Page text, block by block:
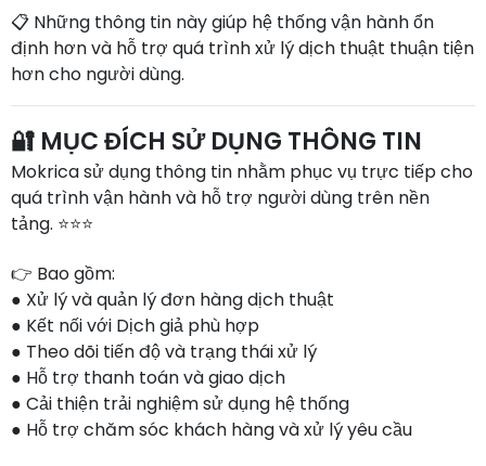
📋 Những thông tin này giúp hệ thống vận hành ổn
định hơn và hỗ trợ quá trình xử lý dịch thuật thuận tiện
hơn cho người dùng.
🔐 MỤC ĐÍCH SỬ DỤNG THÔNG TIN
Mokrica sử dụng thông tin nhằm phục vụ trực tiếp cho
quá trình vận hành và hỗ trợ người dùng trên nền
tảng. ⭐⭐⭐
👉 Bao gồm:
● Xử lý và quản lý đơn hàng dịch thuật
● Kết nối với Dịch giả phù hợp
● Theo dõi tiến độ và trạng thái xử lý
● Hỗ trợ thanh toán và giao dịch
● Cải thiện trải nghiệm sử dụng hệ thống
● Hỗ trợ chăm sóc khách hàng và xử lý yêu cầu